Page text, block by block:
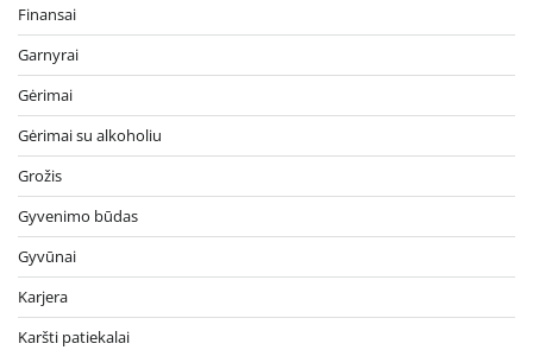
Finansai
Garnyrai
Gėrimai
Gėrimai su alkoholiu
Grožis
Gyvenimo būdas
Gyvūnai
Karjera
Karšti patiekalai